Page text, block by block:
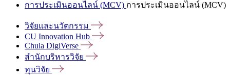
การประเมินออนไลน์ (MCV) การประเมินออนไลน์ (MCV)
วิจัยและนวัตกรรม
CU Innovation Hub
Chula DigiVerse
สำนักบริหารวิจัย
ทุนวิจัย